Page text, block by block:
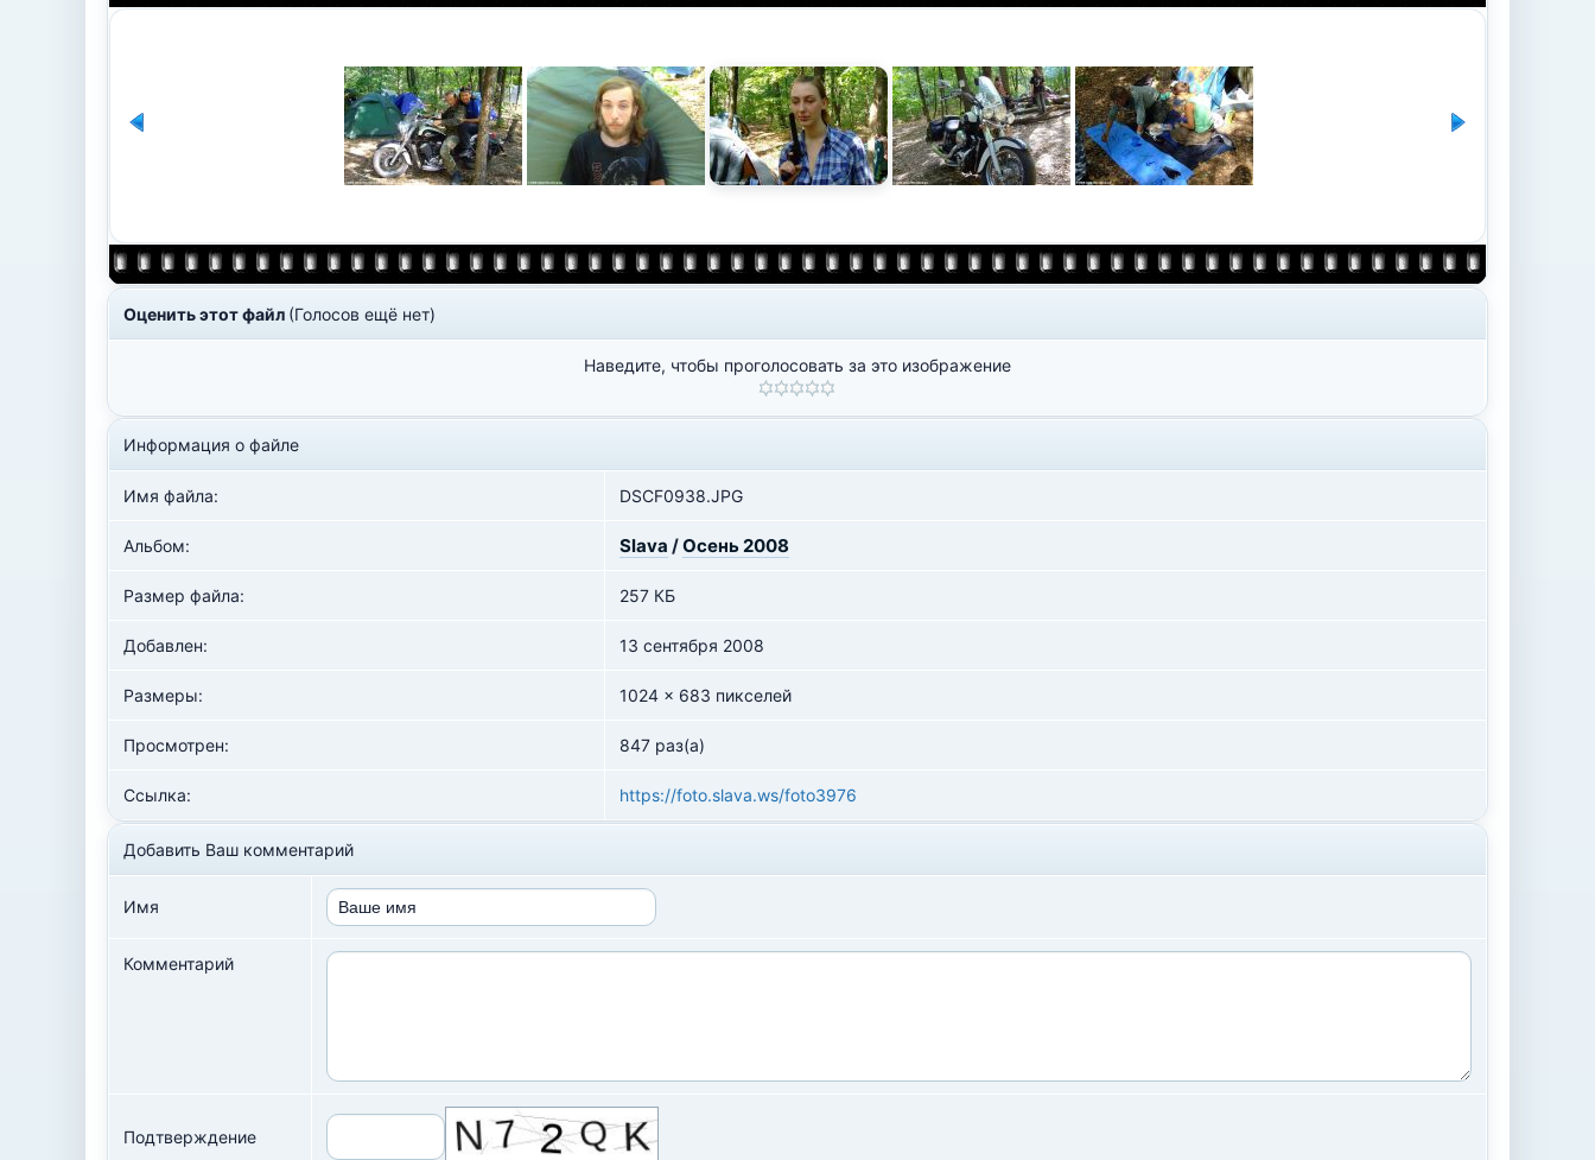
Оценить этот файл (Голосов ещё нет)
Наведите, чтобы проголосовать за это изображение
Информация о файле
Имя файла: DSCF0938.JPG
Альбом: Slava /Осень 2008
Размер файла: 257 КБ
Добавлен: 13 сентября 2008
Размеры: 1024 x 683 пикселей
Просмотрен: 847 раз(а)
Ссылка: https://foto.slava.ws/foto3976
Добавить Ваш комментарий
Имя
Комментарий
Подтверждение